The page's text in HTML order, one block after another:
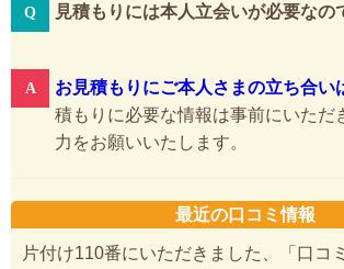
見積もりには本人立会いが必要なの
お見積もりにご本人さまの立ち合い
積もりに必要な情報は事前にいただ
力をお願いいたします。
最近の口コミ情報
片付け110番にいただきました、「口コ